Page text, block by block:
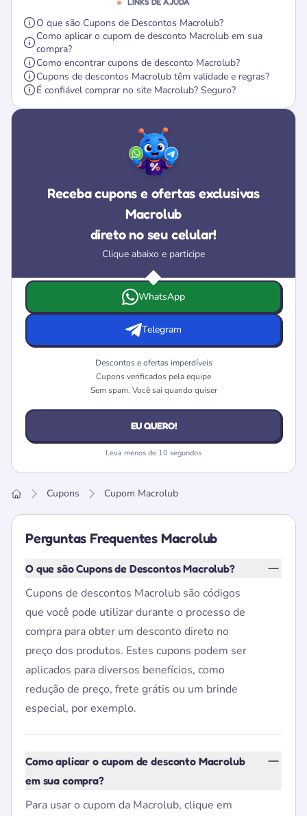
O que são Cupons de Descontos Macrolub?
Como aplicar o cupom de desconto Macrolub em sua
compra?
Como encontrar cupons de desconto Macrolub?
Cupons de descontos Macrolub têm validade e regras?
É confiável comprar no site Macrolub? Seguro?
Receba cupons e ofertas exclusivas
Macrolub
direto no seu celular!
Clique abaixo e participe
Escolha onde deseja receber as ofertas e cupons da
WhatsApp
Telegram
Descontos e ofertas imperdíveis
Cupons verificados pela equipe
Sem spam. Você sai quando quiser
EU QUERO!
Leva menos de 10 segundos
Cupons Cupom Macrolub
Perguntas Frequentes Macrolub
O que são Cupons de Descontos Macrolub?
Cupons de descontos Macrolub são códigos
que você pode utilizar durante o processo de
compra para obter um desconto direto no
preço dos produtos. Estes cupons podem ser
aplicados para diversos benefícios, como
redução de preço, frete grátis ou um brinde
especial, por exemplo.
Como aplicar o cupom de desconto Macrolub
em sua compra?
Para usar o cupom da Macrolub, clique em